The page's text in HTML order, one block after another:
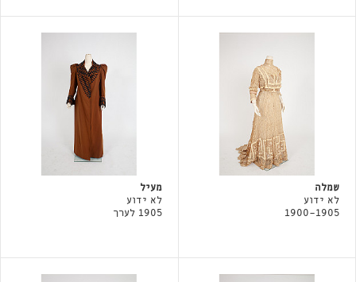
שמלה
לא ידוע
1900-1905
מעיל
לא ידוע
1905 לערך